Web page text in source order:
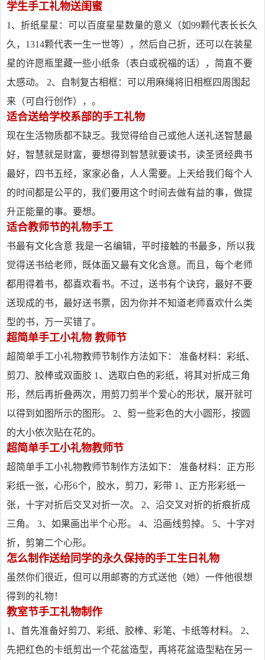
学生手工礼物送闺蜜
1、折纸星星：可以百度星星数量的意义（如99颗代表长长久
久，1314颗代表一生一世等），然后自己折，还可以在装星
星的许愿瓶里藏一些小纸条（表白或祝福的话），简直不要
太感动。 2、自制复古相框：可以用麻绳将旧相框四周围起
来（可自行创作），。
适合送给学校系部的手工礼物
现在生活物质都不缺乏。我觉得给自己或他人送礼送智慧最
好，智慧就是财富，要想得到智慧就要读书，读圣贤经典书
最好，四书五经，家家必备，人人需要。上天给我们每个人
的时间都是公平的，我们要用这个时间去做有益的事，做提
升正能量的事。要想。
适合教师节的礼物手工
书最有文化含意 我是一名编辑，平时接触的书最多，所以我
觉得送书给老师，既体面又最有文化含意。而且，每个老师
都用得着书，都喜欢看书。不过，送书有个诀窍，最好不要
送现成的书，最好送书票，因为你并不知道老师喜欢什么类
型的书，万一买错了。
超简单手工小礼物 教师节
超简单手工小礼物教师节制作方法如下： 准备材料：彩纸、
剪刀、胶棒或双面胶 1、选取白色的彩纸，将其对折成三角
形，然后再折叠两次，用剪刀剪半个爱心的形状，展开就可
以得到如图所示的图形。 2、剪一些彩色的大小圆形，按圆
的大小依次贴在花的。
超简单手工小礼物教师节
超简单手工小礼物教师节制作方法如下： 准备材料：正方形
彩纸一张，心形6个，胶水，剪刀，彩带 1、正方形彩纸一
张，十字对折后交叉对折一次。 2、沿交叉对折的折痕折成
三角。 3、如果画出半个心形。 4、沿画线剪掉。 5、十字对
折，剪第二个心形。
怎么制作送给同学的永久保持的手工生日礼物
虽然你们很近，但可以用邮寄的方式送他（她）一件他很想
得到的礼物！
教室节手工礼物制作
1、首先准备好剪刀、彩纸、胶棒、彩笔、卡纸等材料。 2、
先把红色的卡纸剪出一个花盆造型，再将花盆造型粘在另一